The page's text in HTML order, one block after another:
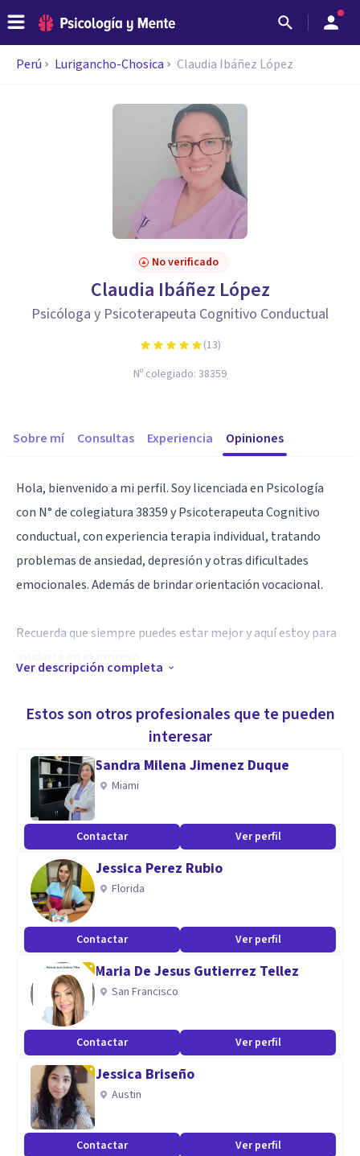
Perú Lurigancho-Chosica Claudia Ibáñez López
No verificado
Claudia Ibáñez López
Psicóloga y Psicoterapeuta Cognitivo Conductual
(13)
Nº colegiado: 38359
Sobre mí Consultas Experiencia Opiniones
Hola, bienvenido a mi perfil. Soy licenciada en Psicología
con N° de colegiatura 38359 y Psicoterapeuta Cognitivo
conductual, con experiencia terapia individual, tratando
problemas de ansiedad, depresión y otras dificultades
emocionales. Además de brindar orientación vocacional.
Recuerda que siempre puedes estar mejor y aquí estoy para
Reserva tu cita dando click donde corresponde.
Psicoterapeuta Cognitivo Conductual
Ver descripción completa
Estos son otros profesionales que te pueden
interesar
Sandra Milena Jimenez Duque
Miami
Contactar Ver perfil
Jessica Perez Rubio
Florida
Contactar Ver perfil
Maria De Jesus Gutierrez Tellez
San Francisco
Contactar Ver perfil
Jessica Briseño
Austin
Contactar Ver perfil